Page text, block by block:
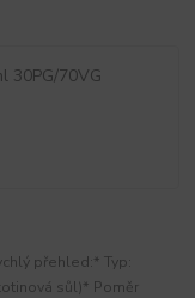
přehled:* Typ:
sůl)* Poměr